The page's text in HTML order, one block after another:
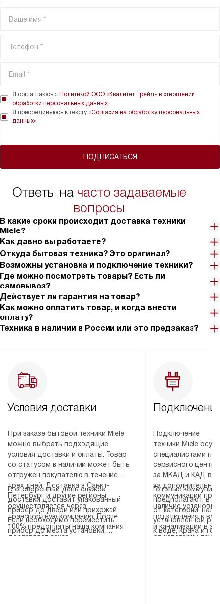
ПОДПИСАТЬСЯ
Я соглашаюсь с Политикой ООО «Квалитет Трейд» в отношении
обработки персональных данных
Я присоединяюсь к тексту «Согласия на обработку персональных
данных»
Ответы на часто задаваемые
вопросы
В какие сроки происходит доставка техники
Miele?
Как давно вы работаете?
Откуда бытовая техника? Это оригинал?
Возможны установка и подключение техники?
Где можно посмотреть товары? Есть ли
самовывоз?
Действует ли гарантия на товар?
Как можно оплатить товар, и когда внести
оплату?
Техника в наличии в России или это предзаказ?
Условия доставки
При заказе бытовой техники Miele
можно выбрать подходящие
условия доставки и оплаты. Товар
со статусом в наличии может быть
отгружен покупателю в течение
трех дней. Доставка в Санкт-
Петербург и другие регионы
осуществляется через
транспортную компанию. После
100% предоплаты наша компания
доставляет заказ
В оговоренный день служба
доставки доставит упакованный
прибор до двери или прихожей.
Если необходимо переместить
прибор до места установки,
Подключение
техники Miele
специалистами
сервисного
за МКАД и КАД
за
коммуникации
наличие
подключения к
и канализации в
от категории
Готовые
предполагают, в
от категории,
установленной
к воде, крана и